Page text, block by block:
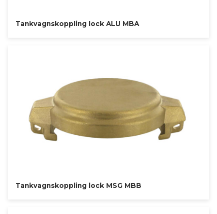
Tankvagnskoppling lock ALU MBA
Tankvagnskoppling lock MSG MBB